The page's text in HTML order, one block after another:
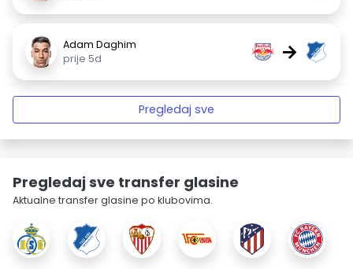
Adam Daghim
prije 5d
→
Pregledaj sve
Pregledaj sve transfer glasine
Aktualne transfer glasine po klubovima.